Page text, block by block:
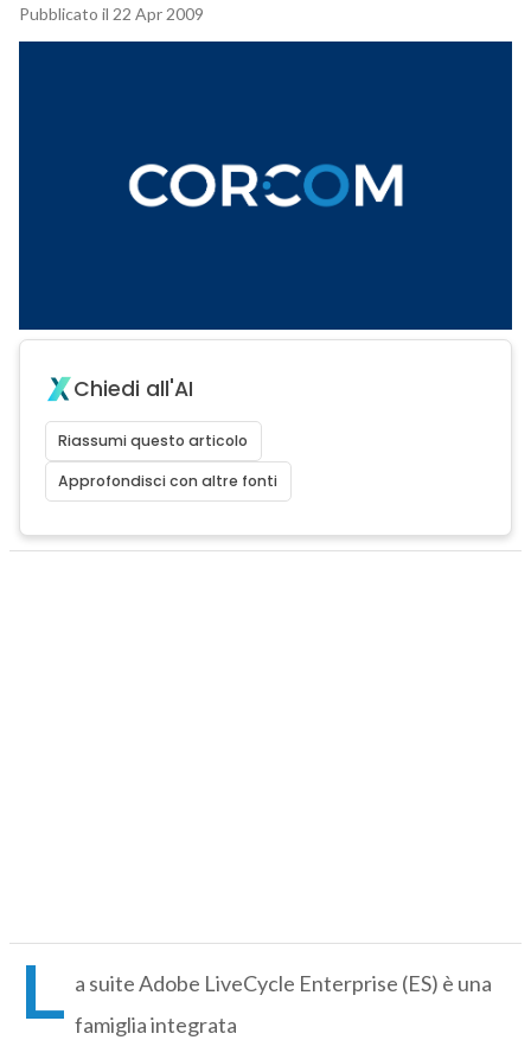
Pubblicato il 22 Apr 2009
Chiedi all'AI
Riassumi questo articolo
Approfondisci con altre fonti
L a suite Adobe LiveCycle Enterprise (ES) è una
famiglia integrata